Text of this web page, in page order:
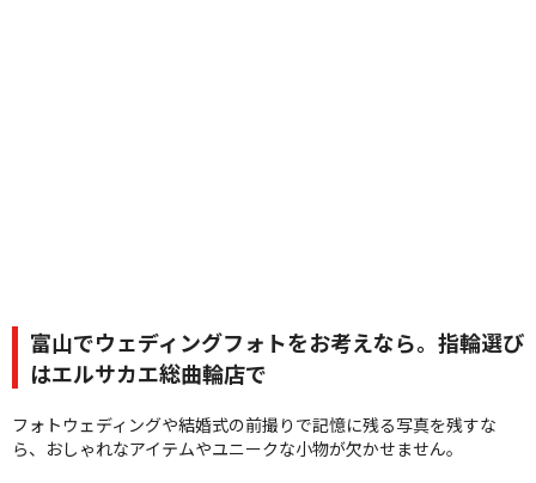
富山でウェディングフォトをお考えなら。指輪選び
はエルサカエ総曲輪店で
フォトウェディングや結婚式の前撮りで記憶に残る写真を残すな
ら、おしゃれなアイテムやユニークな小物が欠かせません。